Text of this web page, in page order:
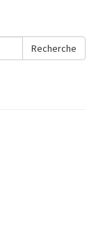
Recherche